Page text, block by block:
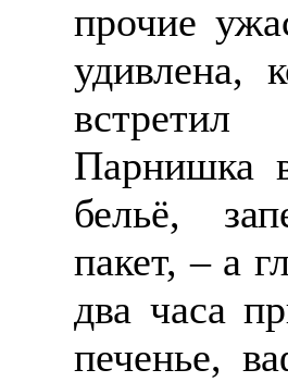
прочие
удивлена,
Парнишка
бельё,
пакет, – а
два часа
печенье,